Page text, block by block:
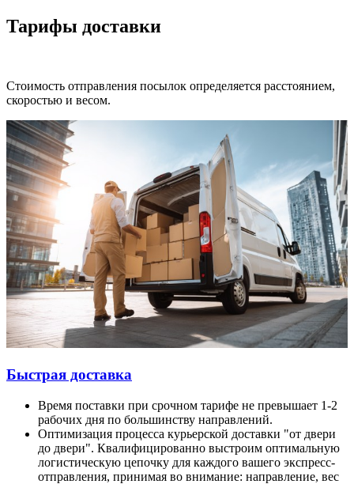
Тарифы доставки
Стоимость отправления посылок определяется расстоянием,
скоростью и весом.
Быстрая доставка
Время поставки при срочном тарифе не превышает 1-2
рабочих дня по большинству направлений.
Оптимизация процесса курьерской доставки "от двери
до двери". Квалифицированно выстроим оптимальную
логистическую цепочку для каждого вашего экспресс-
отправления, принимая во внимание: направление, вес